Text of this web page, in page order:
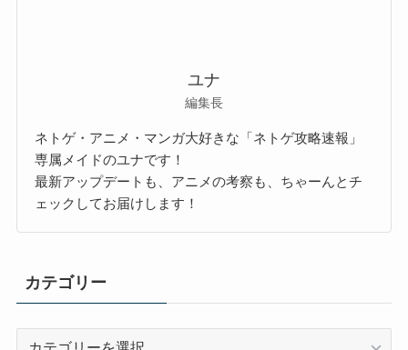
ユナ
編集長
ネトゲ・アニメ・マンガ大好きな「ネトゲ攻略速報」
専属メイドのユナです！
最新アップデートも、アニメの考察も、ちゃーんとチ
ェックしてお届けします！
カテゴリー